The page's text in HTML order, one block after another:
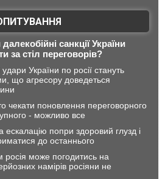
санкції України
за стіл переговорів?
України по росії стануть
що агресору доведеться
чекати поновлення переговорного
- можливо все
ескалацію попри здоровий глузд і
до останнього
може погодитись на
намірів росіяни не